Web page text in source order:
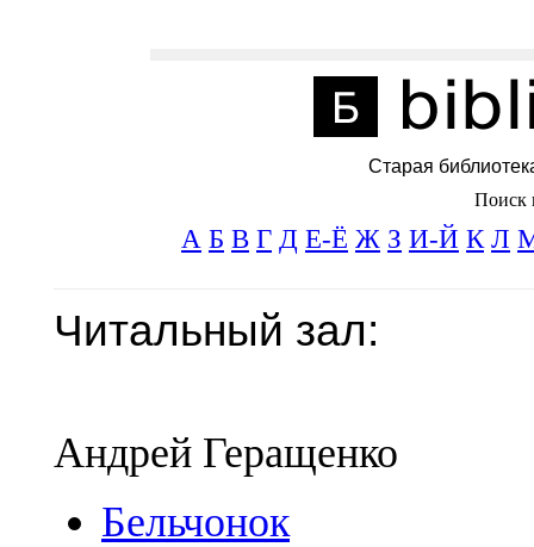
Старая
Поиск
А Б В Г Д Е-Ё Ж З И-Й К Л
Читальный зал:
Андрей Геращенко
Бельчонок